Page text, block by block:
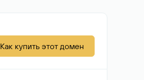
Как купить этот домен